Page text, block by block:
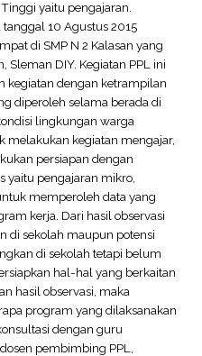
yaitu pengajaran.
10 Agustus 2015
di SMP N 2 Kalasan yang
Sleman DIY. Kegiatan PPL ini
kegiatan dengan ketrampilan
diperoleh selama berada di
lingkungan warga
melakukan kegiatan mengajar,
persiapan dengan
pengajaran mikro,
memperoleh data yang
kerja. Dari hasil observasi
di sekolah maupun potensi
di sekolah tetapi belum
hal-hal yang berkaitan
hasil observasi, maka
program yang dilaksanakan
dengan guru
pembimbing PPL,